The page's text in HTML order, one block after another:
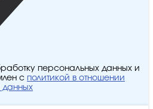
персональных данных и
с политикой в отношении
данных